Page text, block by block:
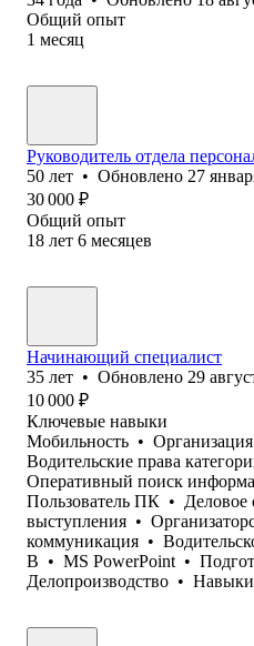
Общий опыт
1 месяц
Руководитель отдела
50 лет • Обновлено 27
30 000 ₽
Общий опыт
18 лет 6 месяцев
Начинающий специалист
35 лет • Обновлено 29
10 000 ₽
Ключевые навыки
Мобильность •
Водительские права
Оперативный поиск
Пользователь ПК • Деловое
выступления •
коммуникация •
B • MS PowerPoint •
Делопроизводство •